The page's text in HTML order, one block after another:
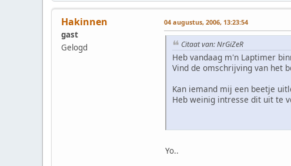
Hakinnen
gast
Gelogd
04 augustus, 2006, 13:23:54
Citaat van: NrGiZeR
Heb vandaag m'n Laptimer
Vind de omschrijving van het
Kan iemand mij een beetje
Heb weinig intresse dit uit te
Yo..